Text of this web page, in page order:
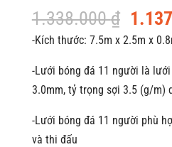
1.338.000₫ Giá
gốc
-Kích thước: 7.5m x 2.5m x
-Lưới bóng đá 11 người là
3.0mm, tỷ trọng sợi 3.5 (g/m)
-Lưới bóng đá 11 người phù
và thi đấu